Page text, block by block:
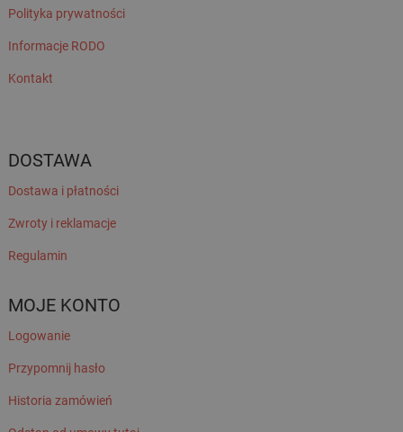
Polityka prywatności
Informacje RODO
Kontakt
DOSTAWA
Dostawa i płatności
Zwroty i reklamacje
Regulamin
MOJE KONTO
Logowanie
Przypomnij hasło
Historia zamówień